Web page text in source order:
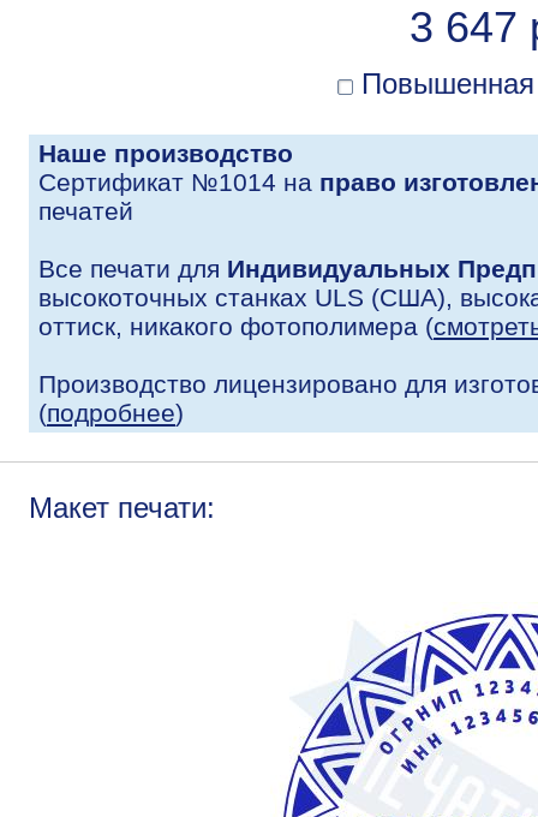
3 647
Повышенная
Наше производство
Сертификат №1014 на право
печатей
Все печати для Индивидуальных
высокоточных станках ULS (США),
оттиск, никакого фотополимера (
Производство лицензировано для
(подробнее)
Макет печати: